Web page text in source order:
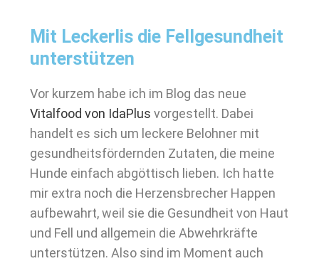
Mit Leckerlis die Fellgesundheit
unterstützen
Vor kurzem habe ich im Blog das neue
Vitalfood von IdaPlus vorgestellt. Dabei
handelt es sich um leckere Belohner mit
gesundheitsfördernden Zutaten, die meine
Hunde einfach abgöttisch lieben. Ich hatte
mir extra noch die Herzensbrecher Happen
aufbewahrt, weil sie die Gesundheit von Haut
und Fell und allgemein die Abwehrkräfte
unterstützen. Also sind im Moment auch